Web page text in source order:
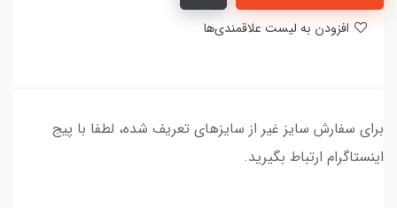
برای سفارش سایز غیر از سایزهای تعریف شده، لطفا با پیج
اینستاگرام ارتباط بگیرید.